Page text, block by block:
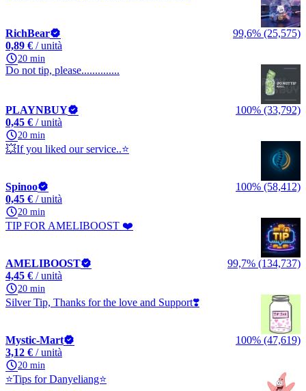
RichBear
99,6% (25,575)
0,89 € / unità
20 min
Do not tip, please..............
PLAYNBUY
100% (33,792)
0,45 € / unità
20 min
💥If you liked our service..⭐
Spinoo
100% (58,412)
0,45 € / unità
20 min
TIP FOR AMELIBOOST ❤️
AMELIBOOST
99,7% (134,737)
4,45 € / unità
20 min
Silver Tip, Thanks for the love and Support❣️
Mystic-Mart
100% (47,619)
3,12 € / unità
20 min
⭐Tips for Danyeliang⭐